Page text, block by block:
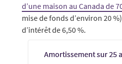
d’une maison au Canada de
mise de fonds d’environ 20
d’intérêt de 6,50 %.
Amortissement sur 25